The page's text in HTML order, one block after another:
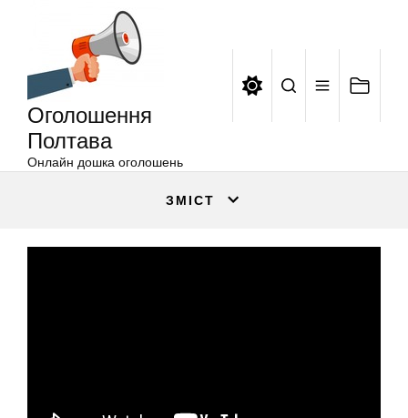
Оголошення
Полтава
Онлайн дошка оголошень
ЗМІСТ